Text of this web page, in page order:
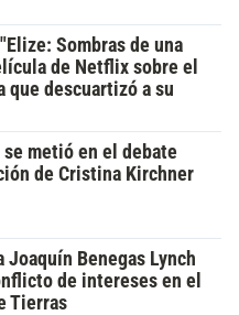
Sombras de una
de Netflix sobre el
que descuartizó a su
metió en el debate
de Cristina Kirchner
Joaquín Benegas Lynch
de intereses en el
Tierras